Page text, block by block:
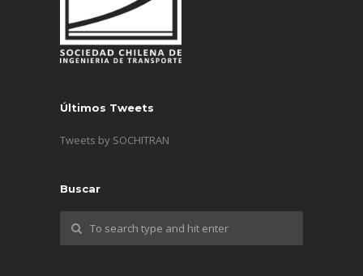
Últimos Tweets
Tweets by SOCHITRAN
Buscar